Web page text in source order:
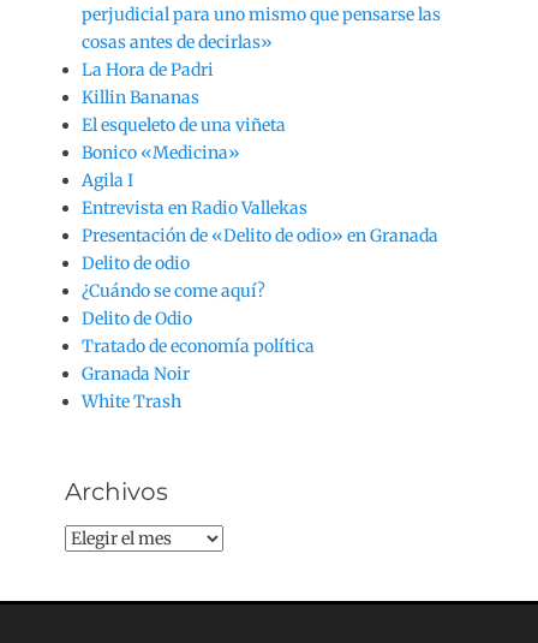
perjudicial para uno mismo que pensarse las
cosas antes de decirlas»
La Hora de Padri
Killin Bananas
El esqueleto de una viñeta
Bonico «Medicina»
Agila I
Entrevista en Radio Vallekas
Presentación de «Delito de odio» en Granada
Delito de odio
¿Cuándo se come aquí?
Delito de Odio
Tratado de economía política
Granada Noir
White Trash
Archivos
Archivos